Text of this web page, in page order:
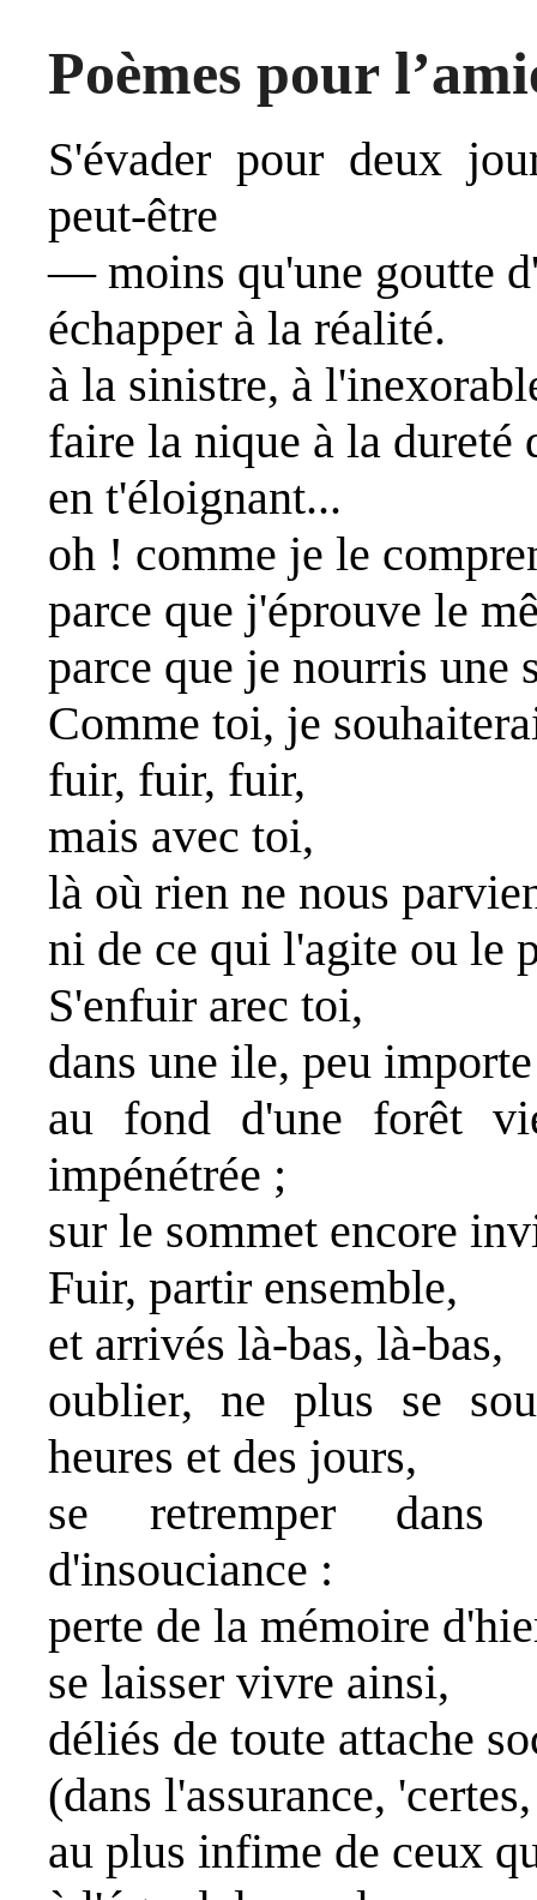
Poèmes pour
S'évader pour deux
peut-être
— moins qu'une goutte
échapper à la réalité.
à la sinistre, à
faire la nique à la dureté
en t'éloignant...
oh ! comme je le
parce que j'éprouve le
parce que je nourris une
Comme toi, je
fuir, fuir, fuir,
mais avec toi,
là où rien ne nous
ni de ce qui l'agite ou le
S'enfuir arec toi,
dans une ile, peu
au fond d'une forêt
impénétrée ;
sur le sommet encore
Fuir, partir ensemble,
et arrivés là-bas, là-bas,
oublier, ne plus se
heures et des jours,
se retremper
d'insouciance :
perte de la mémoire
se laisser vivre ainsi,
déliés de toute attache
(dans l'assurance,
au plus infime de ceux